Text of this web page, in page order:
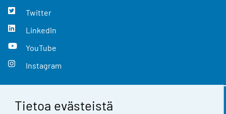
Tietoa evästeistä
Twitter
LinkedIn
YouTube
Instagram
Yhteystiedot